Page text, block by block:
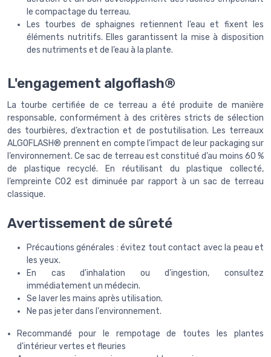
le compactage du terreau.
Les tourbes de sphaignes retiennent l’eau et fixent les
éléments nutritifs. Elles garantissent la mise à disposition
des nutriments et de l’eau à la plante.
L'engagement algoflash®
La tourbe certifiée de ce terreau a été produite de manière
responsable, conformément à des critères stricts de sélection
des tourbières, d’extraction et de postutilisation. Les terreaux
ALGOFLASH® prennent en compte l’impact de leur packaging sur
l’environnement. Ce sac de terreau est constitué d’au moins 60 %
de plastique recyclé. En réutilisant du plastique collecté,
l’empreinte CO2 est diminuée par rapport à un sac de terreau
classique.
Avertissement de sûreté
Précautions générales : évitez tout contact avec la peau et
les yeux.
En cas d'inhalation ou d'ingestion, consultez
immédiatement un médecin.
Se laver les mains après utilisation.
Ne pas jeter dans l'environnement.
Recommandé pour le rempotage de toutes les plantes
d'intérieur vertes et fleuries